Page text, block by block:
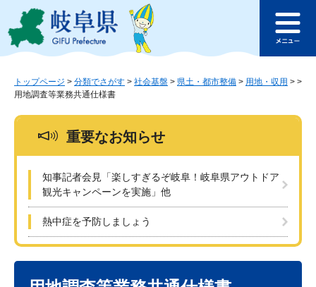
ジ
ュ
このページの本文へ
ュ
トップページ > 分類でさがす > 社会基盤 > 県土・都市整備 > 用地・収用 > >
用地調査等業務共通仕様書
重要なお知らせ
知事記者会見「楽しすぎるぞ岐阜！岐阜県アウトドア
観光キャンペーンを実施」他
熱中症を予防しましょう